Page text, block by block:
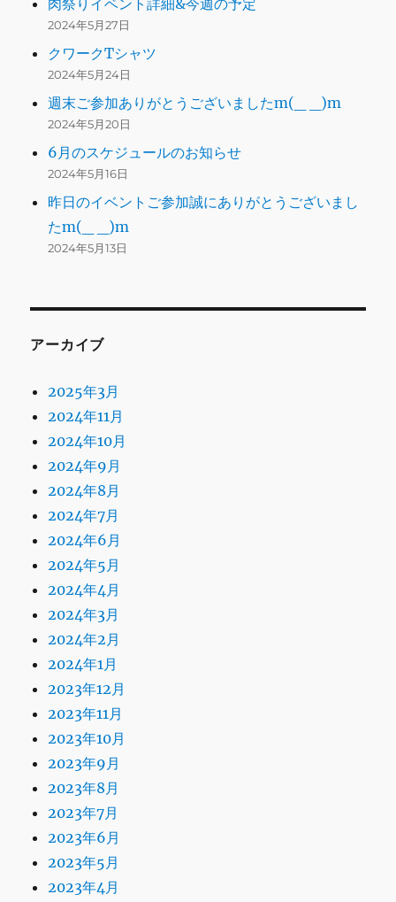
肉祭りイベント詳細&今週の予定
2024年5月27日
クワークTシャツ
2024年5月24日
週末ご参加ありがとうございましたm(_ _)m
2024年5月20日
6月のスケジュールのお知らせ
2024年5月16日
昨日のイベントご参加誠にありがとうございまし
たm(_ _)m
2024年5月13日
アーカイブ
2025年3月
2024年11月
2024年10月
2024年9月
2024年8月
2024年7月
2024年6月
2024年5月
2024年4月
2024年3月
2024年2月
2024年1月
2023年12月
2023年11月
2023年10月
2023年9月
2023年8月
2023年7月
2023年6月
2023年5月
2023年4月